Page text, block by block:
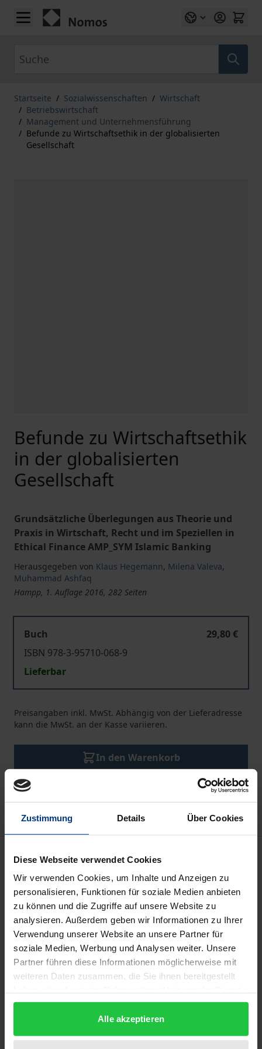
Zustimmung Details Über Cookies
Diese Webseite verwendet Cookies
Wir verwenden Cookies, um Inhalte und Anzeigen zu
personalisieren, Funktionen für soziale Medien anbieten
zu können und die Zugriffe auf unsere Website zu
analysieren. Außerdem geben wir Informationen zu Ihrer
Verwendung unserer Website an unsere Partner für
soziale Medien, Werbung und Analysen weiter. Unsere
Partner führen diese Informationen möglicherweise mit
weiteren Daten zusammen, die Sie ihnen bereitgestellt
gesammelt haben.
Alle akzeptieren
Zum Inhalt springen
Startseite / Sozialwissenschaften / Wirtschaft
/ Betriebswirtschaft
/ Management und Unternehmensführung
/ Befunde zu Wirtschaftsethik in der globalisierten
Gesellschaft
Befunde zu Wirtschaftsethik
in der globalisierten
Gesellschaft
Grundsätzliche Überlegungen aus Theorie und
Praxis in Wirtschaft, Recht und im Speziellen in
Ethical Finance AMP_SYM Islamic Banking
Herausgegeben von Klaus Hegemann, Milena Valeva,
Muhammad Ashfaq
Hampp, 1. Auflage 2016, 282 Seiten
Buch
29,80 €
ISBN 978-3-95710-068-9
Lieferbar
Preisangaben inkl. MwSt. Abhängig von der Lieferadresse
kann die MwSt. an der Kasse variieren.
In den Warenkorb
Zur Wunschliste hinzufügen
Hinweise zu Versandkosten
Der Band „Befunde zu Wirtschaftsethik in der
globalisierten Gesellschaft“ entstand aus der
konzentrierten Auseinandersetzung mit dem Thema
Ethik und Finanzen im Rahmen des
wissenschaftlichen Symposiums am Tag des Ethik-
Festivals an der Hochschule Rhein-Waal in Kamp-
Lintfort im Oktober 2015. Dabei gilt es festzuhalten,
dass Wirtschaftsethik nach Betrachtung der
Auswirkungen der Finanzmarktkrise 2008/ 2009
durchaus als Teil des Mainstreams der